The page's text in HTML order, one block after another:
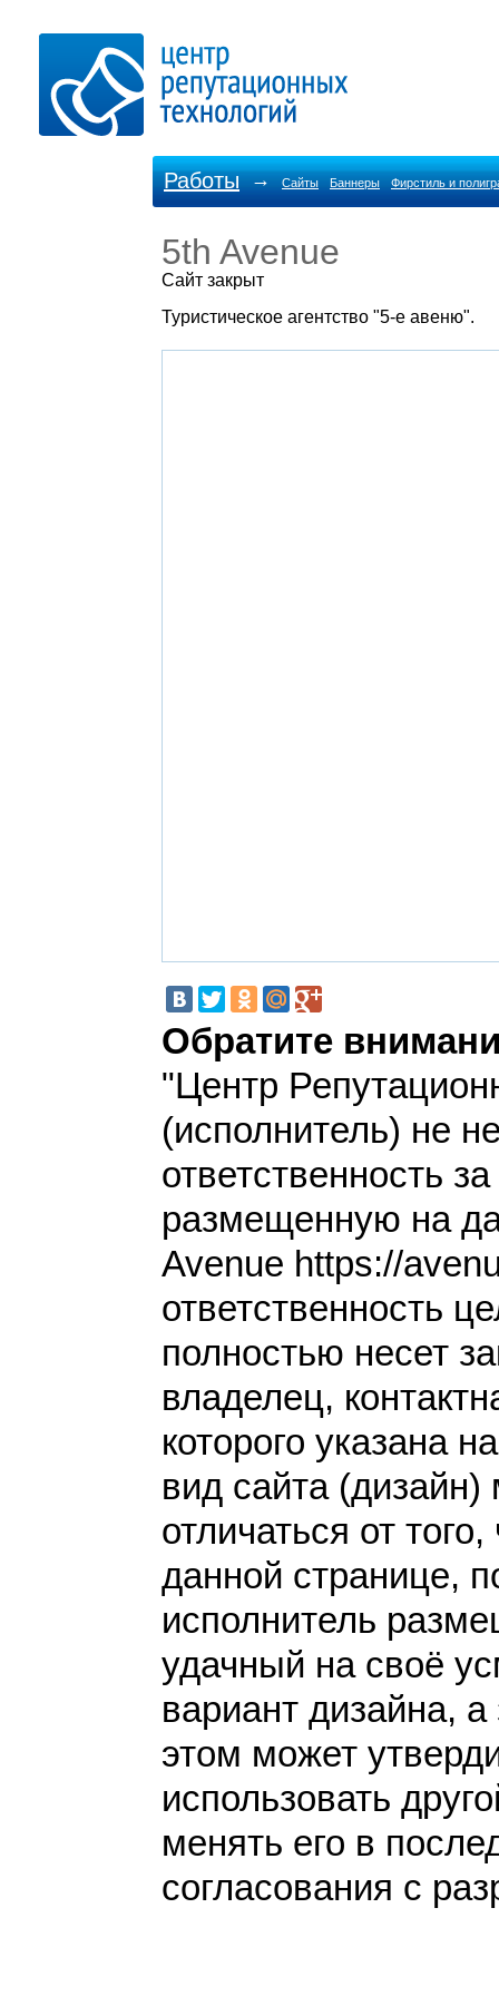
Работы → Сайты Баннеры Фирстиль и
5th Avenue
Cайт закрыт
Туристическое агентство "5-е авеню".
Обратите
"Центр
(исполнитель) не
ответственность
размещенную на
Avenue https://
ответственность
полностью несет
владелец,
которого указана
вид сайта (дизайн)
отличаться от
данной странице,
исполнитель
удачный на своё
вариант дизайна, а
этом может
использовать
менять его в
согласования с